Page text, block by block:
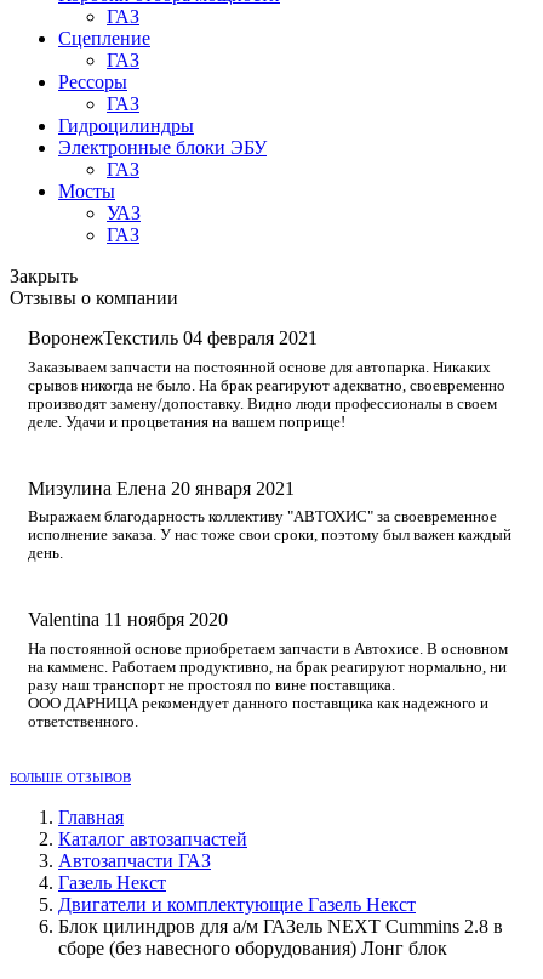
ГАЗ
Сцепление
ГАЗ
Рессоры
ГАЗ
Гидроцилиндры
Электронные блоки ЭБУ
ГАЗ
Мосты
УАЗ
ГАЗ
Закрыть
Отзывы о компании
ВоронежТекстиль 04 февраля 2021
Заказываем запчасти на постоянной основе для автопарка. Никаких
срывов никогда не было. На брак реагируют адекватно, своевременно
производят замену/допоставку. Видно люди профессионалы в своем
деле. Удачи и процветания на вашем поприще!
Мизулина Елена 20 января 2021
Выражаем благодарность коллективу "АВТОХИС" за своевременное
исполнение заказа. У нас тоже свои сроки, поэтому был важен каждый
день.
Valentina 11 ноября 2020
На постоянной основе приобретаем запчасти в Автохисе. В основном
на камменс. Работаем продуктивно, на брак реагируют нормально, ни
разу наш транспорт не простоял по вине поставщика.
ООО ДАРНИЦА рекомендует данного поставщика как надежного и
ответственного.
БОЛЬШЕ ОТЗЫВОВ
Главная
Каталог автозапчастей
Автозапчасти ГАЗ
Газель Некст
Двигатели и комплектующие Газель Некст
Блок цилиндров для а/м ГАЗель NEXT Cummins 2.8 в
сборе (без навесного оборудования) Лонг блок